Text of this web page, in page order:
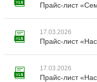
Прайс-лист
17.03.2026
Прайс-лист
17.03.2026
Прайс-лист